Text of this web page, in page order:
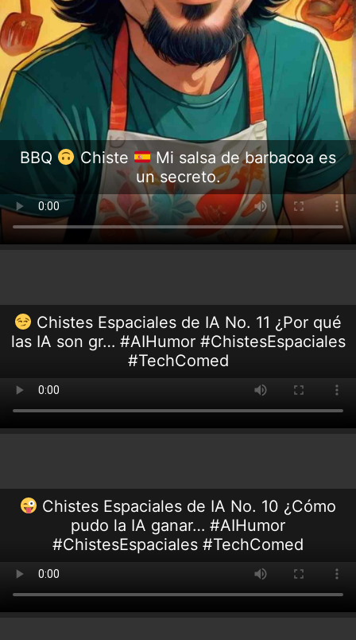
BBQ Chiste
Mi salsa de barbacoa es
un secreto.
Chistes Espaciales de IA No. 11 ¿Por qué
las IA son gr… #AIHumor #ChistesEspaciales
#TechComed
Chistes Espaciales de IA No. 10 ¿Cómo
pudo la IA ganar… #AIHumor
#ChistesEspaciales #TechComed